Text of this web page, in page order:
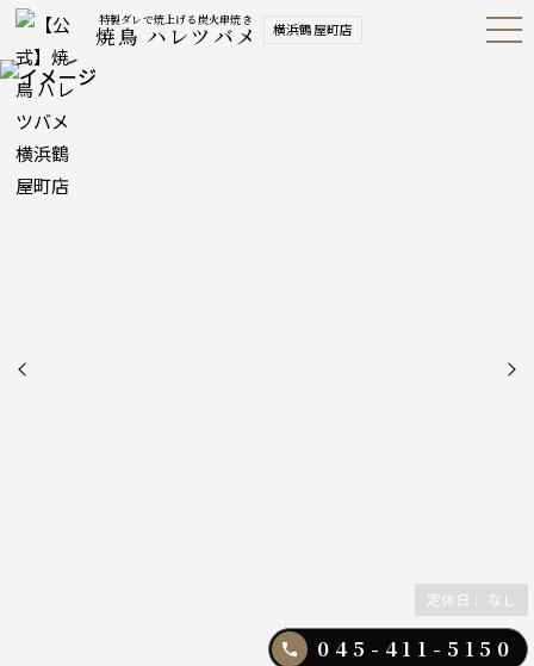
特製ダレで焼上げる炭火串焼き
焼鳥 ハレツバメ 横浜鶴屋町店 Open
Navig
045-411-5150
定休日 : なし